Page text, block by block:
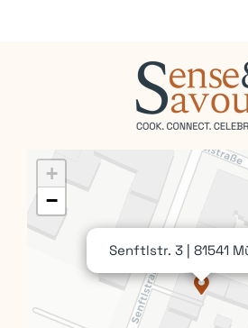
Senftlstr. 3 | 81541
+
−